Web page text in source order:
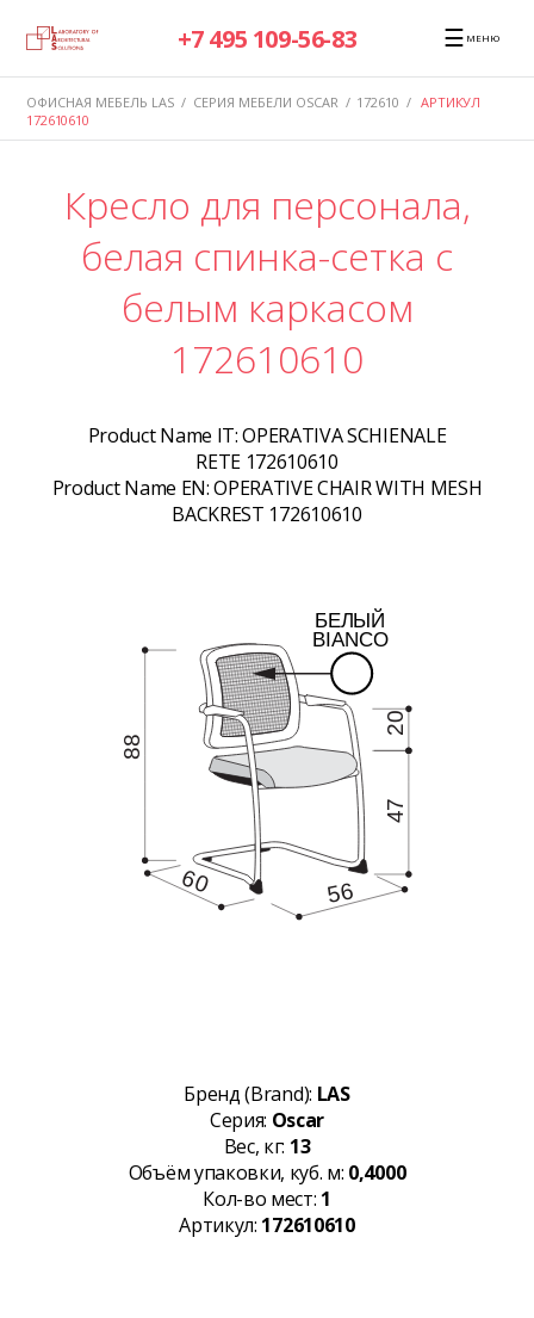
+7 495 109-56-83 ☰ МЕНЮ
ОФИСНАЯ МЕБЕЛЬ LAS / СЕРИЯ МЕБЕЛИ OSCAR / 172610 / АРТИКУЛ
172610610
Кресло для персонала,
белая спинка-сетка с
белым каркасом
172610610
Product Name IT:OPERATIVA SCHIENALE
RETE 172610610
Product Name EN:OPERATIVE CHAIR WITH MESH
BACKREST 172610610
Бренд (Brand): LAS
Серия: Oscar
Вес, кг: 13
Объём упаковки, куб. м: 0,4000
Кол-во мест: 1
Артикул: 172610610